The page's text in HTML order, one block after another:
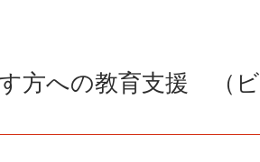
方への教育支援 （